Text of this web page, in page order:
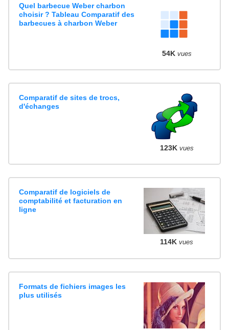
Quel barbecue Weber charbon
choisir ? Tableau Comparatif des
barbecues à charbon Weber
54K vues
Comparatif de sites de trocs,
d'échanges
123K vues
Comparatif de logiciels de
comptabilité et facturation en
ligne
114K vues
Formats de fichiers images les
plus utilisés